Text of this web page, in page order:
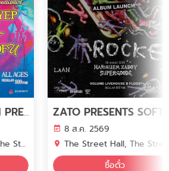
VOL.75 - SANGSOM PRESENTS VOLUME PHASE 7 - DEPT X YEW X YEP MAY YEP X LANDOKMAI X Safeplanet X PURPEECH X TOFU
8 ส.ค. 2569
The Street Hall, The Street Ratchada B Floor, Bangkok
ซื้อตั๋ว